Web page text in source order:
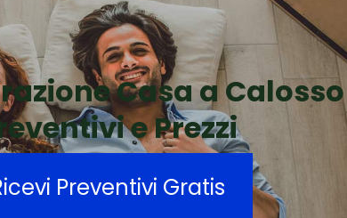
Casa a Calosso
e Prezzi
Preventivi Gratis